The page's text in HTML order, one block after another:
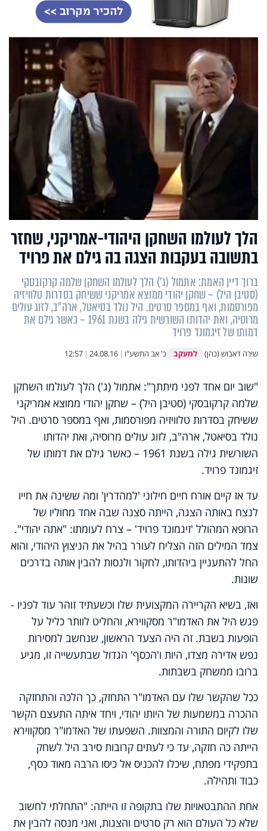
הלך לעולמו השחקן היהודי-אמריקני, שחזר
בתשובה בעקבות הצגה בה גילם את פרויד
ברוך דיין האמת: אתמול (ג') הלך לעולמו השחקן שלמה קרקובסקי
(סטיבן היל) – שחקן יהודי ממוצא אמריקני ששיחק בסדרות טלוויזיה
מפורסמות, ואף במספר סרטים. היל נולד בסיאטל, ארה"ב, לזוג עולים
מרוסיה, ואת יהדותו השורשית גילה בשנת 1961 – כאשר גילם את
דמותו של זיגמונד פרויד
שירה דאבוש (כהן) למעקב כ' אב התשע"ו |
24.08.16
|
12:57
"שוב יום אחד לפני מיתתך": אתמול (ג') הלך לעולמו השחקן
שלמה קרקובסקי (סטיבן היל) – שחקן יהודי ממוצא אמריקני
ששיחק בסדרות טלוויזיה מפורסמות, ואף במספר סרטים. היל
נולד בסיאטל, ארה"ב, לזוג עולים מרוסיה, ואת יהדותו
השורשית גילה בשנת 1961 – כאשר גילם את דמותו של
זיגמונד פרויד.
עד אז קיים אורח חיים חילוני 'למהדרין' ומה ששינה את חייו
לנצח באותה הצגה, הייתה סצנה שבה אחד מחוליו של
הרופא המהולל 'זיגמונד פרויד' – צרח לעומתו: "אתה יהודי".
צמד המילים הזה הצליח לעורר בהיל את הניצוץ היהודי, והוא
החל להתעניין ביהדותו, לחקור ולנסות להבין אותה בדרכים
שונות.
ואז, בשיא הקריירה המקצועית שלו וכשעתיד זוהר עוד לפניו -
פגש היל את האדמו"ר מסקווירא, והחליט לוותר כליל על
הופעות בשבת. זה היה הצעד הראשון, שנחשב למסירות
נפש אדירה מצדו, היות ו'הכסף' הגדול שבתעשייה זו, מגיע
ברובו ממשחק בשבתות.
ככל שהקשר שלו עם האדמו"ר התחזק, כך הלכה והתחזקה
ההכרה במשמעות של היותו יהודי, ויחד איתה התעצם הקשר
שלו לקיום התורה והמצוות. השפעתו של האדמו"ר מסקווירא
הייתה כה חזקה, עד כי לעתים קרובות סירב היל לשחק
בתפקידי מפתח, שיכלו להכניס אל כיסו הרבה מאוד כסף,
כבוד ותהילה.
אחת ההתבטאויות שלו בתקופה זו הייתה: "התחלתי לחשוב
שלא כל העולם הוא רק סרטים והצגות, ואני מנסה להבין את